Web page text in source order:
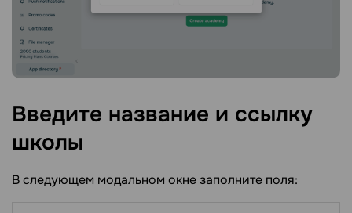
Введите название и ссылку
школы
В следующем модальном окне заполните поля: